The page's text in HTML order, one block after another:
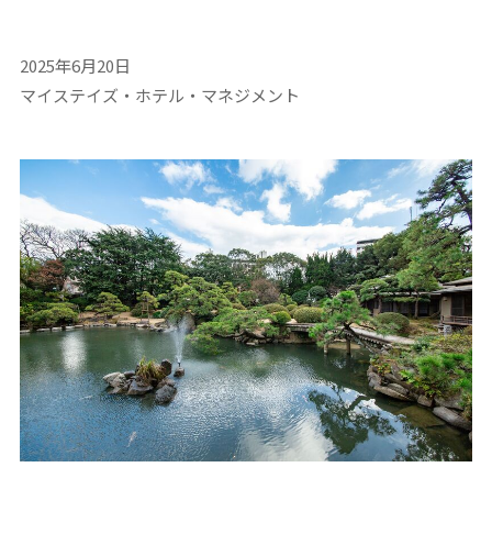
2025年6月20日
マイステイズ・ホテル・マネジメント